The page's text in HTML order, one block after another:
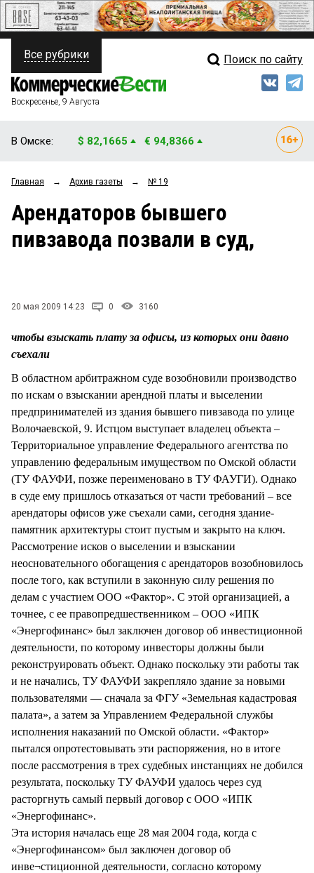
ПОЛИТИКА
ФИНАНСЫ
ОБЩЕСТВО
ЗАКОН
НОВОСТИ КОМПАНИЙ
Свежий выпуск
Рейтинги
Блоги
Все рубрики Поиск по сайту
Воскресенье, 9 Августа
В Омске: $ 82,1665 € 94,8366
Главная → Архив газеты → № 19
Арендаторов бывшего
пивзавода позвали в суд,
20 мая 2009 14:23 0 3160
чтобы взыскать плату за офисы, из которых они давно
съехали
В областном арбитражном суде возобновили производство
по искам о взыскании арендной платы и выселении
предпринимателей из здания бывшего пивзавода по улице
Волочаевской, 9. Истцом выступает владелец объекта –
Территориальное управление Федерального агентства по
управлению федеральным имуществом по Омской области
(ТУ ФАУФИ, позже переименовано в ТУ ФАУГИ). Однако
в суде ему пришлось отказаться от части требований – все
арендаторы офисов уже съехали сами, сегодня здание-
памятник архитектуры стоит пустым и закрыто на ключ.
Рассмотрение исков о выселении и взыскании
неосновательного обогащения с арендаторов возобновилось
после того, как вступили в законную силу решения по
делам с участием ООО «Фактор». С этой организацией, а
точнее, с ее правопредшественником – ООО «ИПК
«Энергофинанс» был заключен договор об инвестиционной
деятельности, по которому инвесторы должны были
реконструировать объект. Однако поскольку эти работы так
и не начались, ТУ ФАУФИ закрепляло здание за новыми
пользователями — сначала за ФГУ «Земельная кадастровая
палата», а затем за Управлением Федеральной службы
исполнения наказаний по Омской области. «Фактор»
пытался опротестовывать эти распоряжения, но в итоге
после рассмотрения в трех судебных инстанциях не добился
результата, поскольку ТУ ФАУФИ удалось через суд
расторгнуть самый первый договор с ООО «ИПК
«Энергофинанс».
Эта история началась еще 28 мая 2004 года, когда с
«Энергофинансом» был заключен договор об
инве¬стиционной деятельности, согласно которому